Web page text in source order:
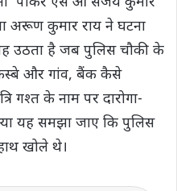
अरूण कुमार राय ने घटना
उठता है जब पुलिस चौकी के
कस्बे और गांव, बैंक कैसे
गश्त के नाम पर दारोगा-
यह समझा जाए कि पुलिस
खोले थे।